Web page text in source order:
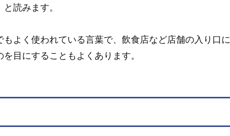
と読みます。
もよく使われている言葉で、飲食店など店舗の入り口に
目にすることもよくあります。